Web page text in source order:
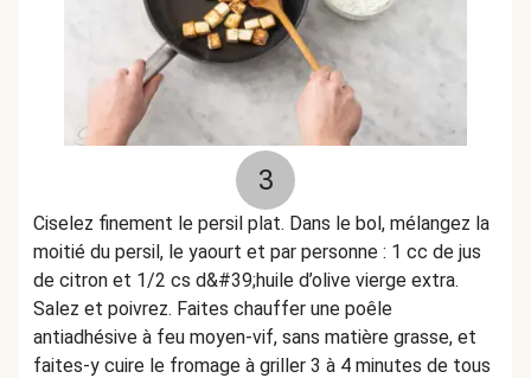
3
Ciselez finement le persil plat. Dans le bol, mélangez la
moitié du persil, le yaourt et par personne : 1 cc de jus
de citron et 1/2 cs d&#39;huile d’olive vierge extra.
Salez et poivrez. Faites chauffer une poêle
antiadhésive à feu moyen-vif, sans matière grasse, et
faites-y cuire le fromage à griller 3 à 4 minutes de tous